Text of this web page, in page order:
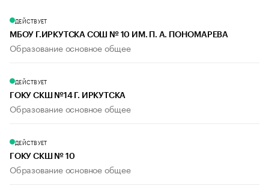
ДЕЙСТВУЕТ
МБОУ Г.ИРКУТСКА СОШ № 10 ИМ. П. А. ПОНОМАРЕВА
Образование основное общее
ДЕЙСТВУЕТ
ГОКУ СКШ №14 Г. ИРКУТСКА
Образование основное общее
ДЕЙСТВУЕТ
ГОКУ СКШ № 10
Образование основное общее